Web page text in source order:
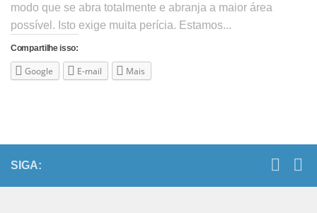
modo que se abra totalmente e abranja a maior área
possível. Isto exige muita perícia. Estamos...
Compartilhe isso:
Google E-mail Mais
SIGA: